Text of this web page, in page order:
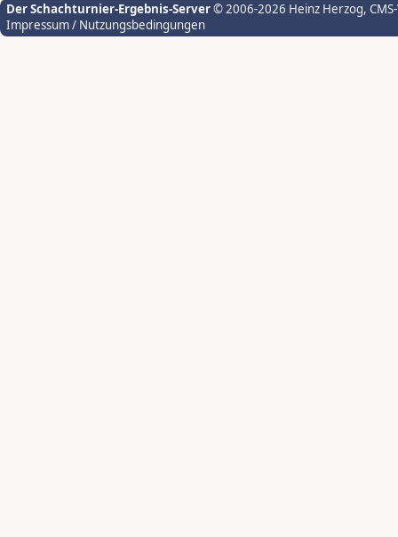
Der Schachturnier-Ergebnis-Server© 2006-2026 Heinz Herzog,
Impressum / Nutzungsbedingungen